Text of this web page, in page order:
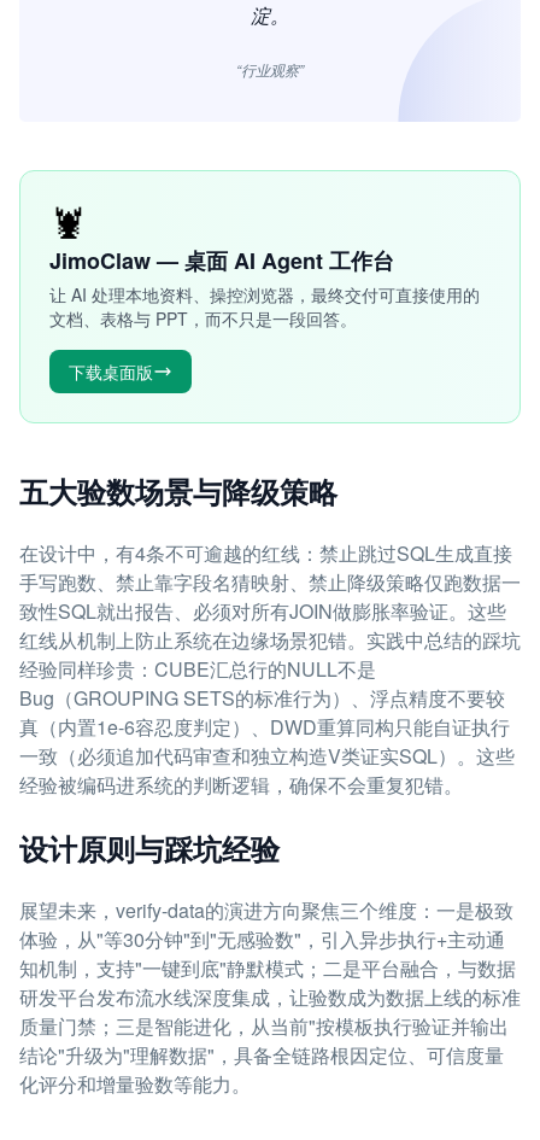
淀。
“行业观察”
🦞
JimoClaw — 桌面 AI Agent 工作台
让 AI 处理本地资料、操控浏览器，最终交付可直接使用的
文档、表格与 PPT，而不只是一段回答。
下载桌面版
五大验数场景与降级策略
在设计中，有4条不可逾越的红线：禁止跳过SQL生成直接
手写跑数、禁止靠字段名猜映射、禁止降级策略仅跑数据一
致性SQL就出报告、必须对所有JOIN做膨胀率验证。这些
红线从机制上防止系统在边缘场景犯错。实践中总结的踩坑
经验同样珍贵：CUBE汇总行的NULL不是
Bug（GROUPING SETS的标准行为）、浮点精度不要较
真（内置1e-6容忍度判定）、DWD重算同构只能自证执行
一致（必须追加代码审查和独立构造V类证实SQL）。这些
经验被编码进系统的判断逻辑，确保不会重复犯错。
设计原则与踩坑经验
展望未来，verify-data的演进方向聚焦三个维度：一是极致
体验，从"等30分钟"到"无感验数"，引入异步执行+主动通
知机制，支持"一键到底"静默模式；二是平台融合，与数据
研发平台发布流水线深度集成，让验数成为数据上线的标准
质量门禁；三是智能进化，从当前"按模板执行验证并输出
结论"升级为"理解数据"，具备全链路根因定位、可信度量
化评分和增量验数等能力。